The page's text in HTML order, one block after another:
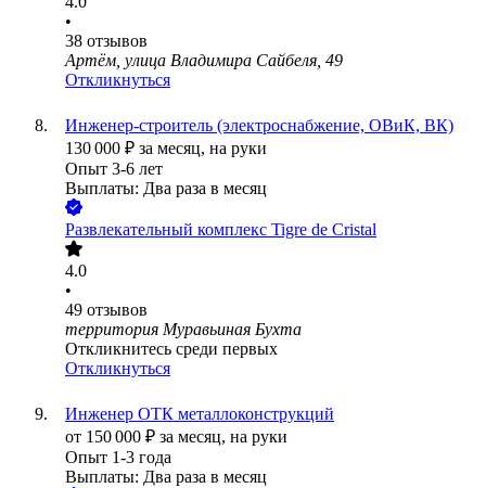
•
38 отзывов
Артём, улица Владимира Сайбеля, 49
Откликнуться
Инженер-строитель (электроснабжение, ОВиК, ВК)
130 000 ₽ за месяц, на руки
Опыт 3-6 лет
Выплаты: Два раза в месяц
Развлекательный комплекс Tigre de Cristal
4.0
•
49 отзывов
территория Муравьиная Бухта
Откликнитесь среди первых
Откликнуться
Инженер ОТК металлоконструкций
от 150 000 ₽ за месяц, на руки
Опыт 1-3 года
Выплаты: Два раза в месяц